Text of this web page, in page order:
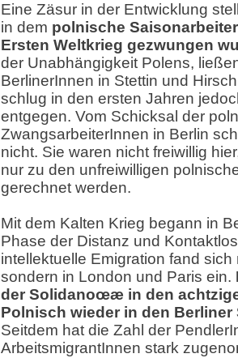
Eine Zäsur in der Entwicklung
in dem polnische
Ersten Weltkrieg gezwungen
der Unabhängigkeit Polens,
BerlinerInnen in Stettin und
schlug in den ersten Jahren
entgegen. Vom Schicksal der
ZwangsarbeiterInnen in Berlin
nicht. Sie waren nicht freiwillig
nur zu den unfreiwilligen
gerechnet werden.
Mit dem Kalten Krieg begann in
Phase der Distanz und
intellektuelle Emigration fand sich
sondern in London und Paris ein.
der Solidanoœæ in den
Polnisch wieder in den Berliner
Seitdem hat die Zahl der
ArbeitsmigrantInnen stark